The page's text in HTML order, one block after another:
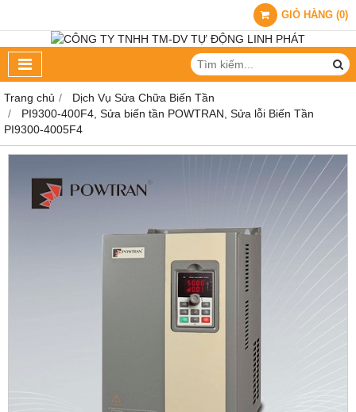
GIỎ HÀNG (0)
Trang chủ
Dịch Vụ Sửa Chữa Biến Tần
PI9300-400F4, Sửa biến tần POWTRAN, Sửa lỗi Biến Tần
PI9300-4005F4